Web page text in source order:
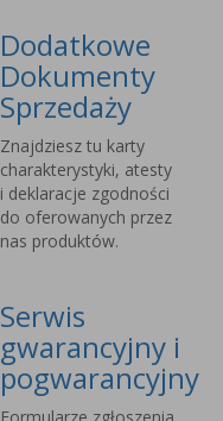
Dodatkowe
Dokumenty
Sprzedaży
Znajdziesz tu karty
charakterystyki, atesty
i deklaracje zgodności
do oferowanych przez
nas produktów.
Serwis
gwarancyjny i
pogwarancyjny